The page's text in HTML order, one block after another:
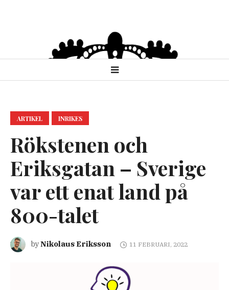
ARTIKEL INRIKES
Rökstenen och
Eriksgatan – Sverige
var ett enat land på
800-talet
byNikolaus Eriksson 11 FEBRUARI, 2022